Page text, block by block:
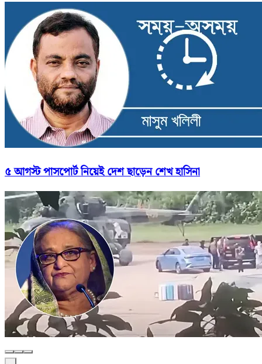
৫ আগস্ট পাসপোর্ট নিয়েই দেশ ছাড়েন শেখ হাসিনা